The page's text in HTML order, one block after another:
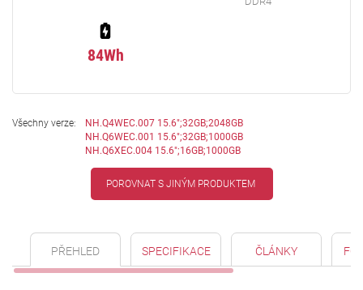
84Wh
Všechny verze:
NH.Q4WEC.007 15.6";32GB;2048GB
NH.Q6WEC.001 15.6";32GB;1000GB
NH.Q6XEC.004 15.6";16GB;1000GB
POROVNAT S JINÝM PRODUKTEM
PŘEHLED SPECIFIKACE ČLÁNKY